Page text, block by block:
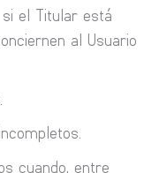
el Titular está
al Usuario
cuando, entre